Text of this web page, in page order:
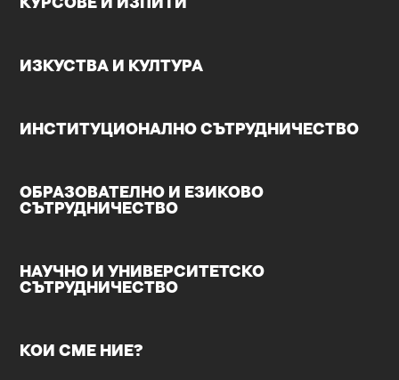
ИЗКУСТВА И КУЛТУРА
ИНСТИТУЦИОНАЛНО СЪТРУДНИЧЕСТВО
ОБРАЗОВАТЕЛНО И ЕЗИКОВО
СЪТРУДНИЧЕСТВО
НАУЧНО И УНИВЕРСИТЕТСКО
СЪТРУДНИЧЕСТВО
КОИ СМЕ НИЕ?